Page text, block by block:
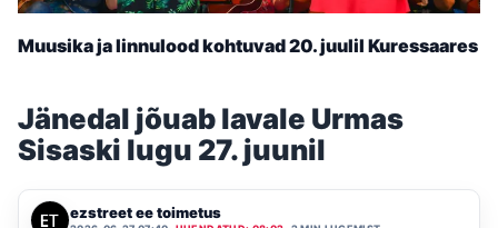
Muusika ja linnulood kohtuvad 20. juulil Kuressaares
Jänedal jõuab lavale Urmas
Sisaski lugu 27. juunil
ezstreet ee toimetus